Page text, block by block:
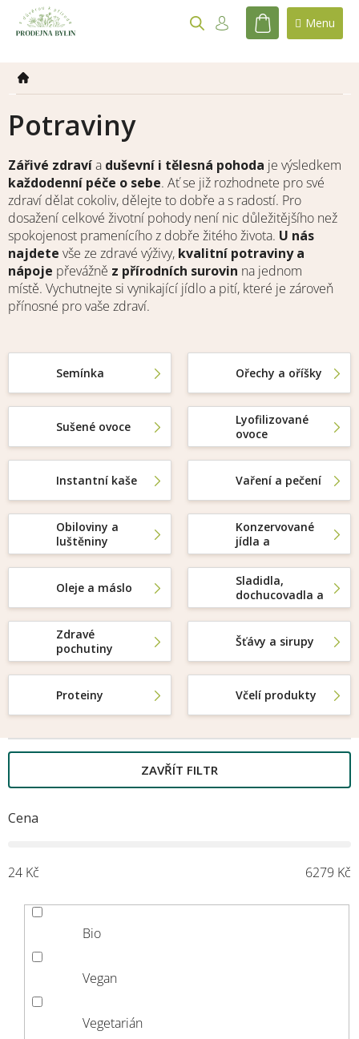
obsah
NÁKUPNÍ
Potraviny
Zářivé zdravía duševní i tělesná pohoda je výsledkem
každodenní péče o sebe. Ať se již rozhodnete pro své
zdraví dělat cokoliv, dělejte to dobře a s radostí. Pro
dosažení celkové životní pohody není nic důležitějšího než
spokojenost pramenícího z dobře žitého života. U nás
najdete vše ze zdravé výživy, kvalitní potraviny a
nápoje převážně z přírodních surovin na jednom
místě. Vychutnejte si vynikající jídlo a pití, které je zároveň
přínosné pro vaše zdraví.
Semínka Ořechy a oříšky
Sušené ovoce
Lyofilizované
ovoce
Instantní kaše Vaření a pečení
Obiloviny a
luštěniny
Konzervované
jídla a
delikatesy
Oleje a máslo
Sladidla,
dochucovadla a
soli
Zdravé
pochutiny
Šťávy a sirupy
Proteiny Včelí produkty
ZAVŘÍT FILTR
Cena
24 Kč 6279 Kč
Bio
Vegan
Vegetarián